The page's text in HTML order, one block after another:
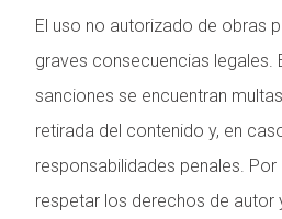
El uso no autorizado de obras
graves consecuencias legales.
sanciones se encuentran
retirada del contenido y, en
responsabilidades penales.
respetar los derechos de autor